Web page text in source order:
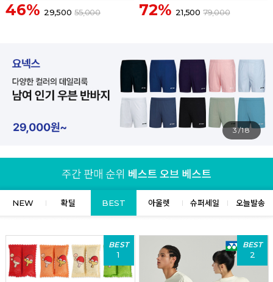
46% 29,500 55,000 72% 21,500 79,000
4/18
NEW 확딜 BEST 아울렛 슈퍼세일 오늘발송
BEST
1
BEST
2